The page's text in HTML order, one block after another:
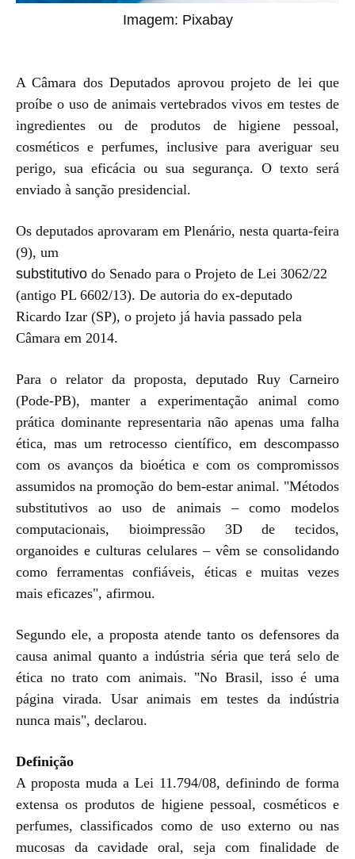
Imagem: Pixabay
A Câmara dos Deputados aprovou projeto de lei que
proíbe o uso de animais vertebrados vivos em testes de
ingredientes ou de produtos de higiene pessoal,
cosméticos e perfumes, inclusive para averiguar seu
perigo, sua eficácia ou sua segurança. O texto será
enviado à sanção presidencial.
Os deputados aprovaram em Plenário, nesta quarta-feira
(9), um
substitutivo do Senado para o Projeto de Lei 3062/22
(antigo PL 6602/13). De autoria do ex-deputado
Ricardo Izar (SP), o projeto já havia passado pela
Câmara em 2014.
Para o relator da proposta, deputado Ruy Carneiro
(Pode-PB), manter a experimentação animal como
prática dominante representaria não apenas uma falha
ética, mas um retrocesso científico, em descompasso
com os avanços da bioética e com os compromissos
assumidos na promoção do bem-estar animal. "Métodos
substitutivos ao uso de animais – como modelos
computacionais, bioimpressão 3D de tecidos,
organoides e culturas celulares – vêm se consolidando
como ferramentas confiáveis, éticas e muitas vezes
mais eficazes", afirmou.
Segundo ele, a proposta atende tanto os defensores da
causa animal quanto a indústria séria que terá selo de
ética no trato com animais. "No Brasil, isso é uma
página virada. Usar animais em testes da indústria
nunca mais", declarou.
Definição
A proposta muda a Lei 11.794/08, definindo de forma
extensa os produtos de higiene pessoal, cosméticos e
perfumes, classificados como de uso externo ou nas
mucosas da cavidade oral, seja com finalidade de